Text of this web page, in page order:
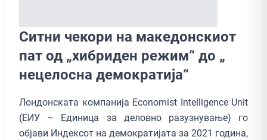
Ситни чекори на македонскиот
пат од „хибриден режим“ до „
нецелосна демократија“
Лондонската компанија Economist Intelligence Unit
(ЕИУ – Единица за деловно разузнување) го
објави Индексот на демократијата за 2021 година,